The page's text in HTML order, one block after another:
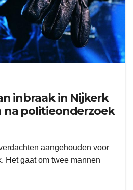
inbraak in Nijkerk
na politieonderzoek
aangehouden voor
Het gaat om twee mannen